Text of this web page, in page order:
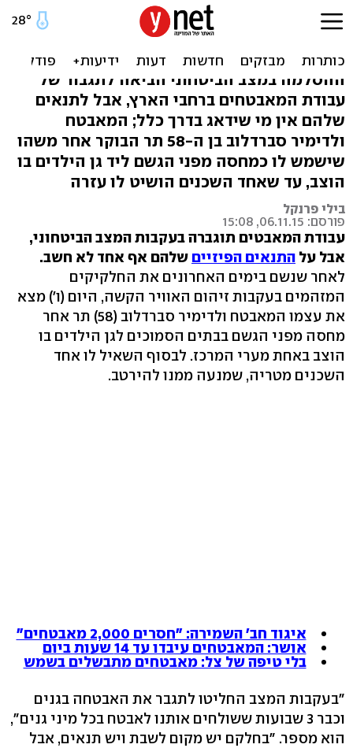
עבודת המאבטחים תוגברה -
אך מה עם התנאים?
ההסלמה במצב הביטחוני הביאה לתגבור של
עבודת המאבטחים ברחבי הארץ, אבל לתנאים
שלהם אין מי שידאג בדרך כלל; המאבטח
ולדימיר סברדלוב בן ה-58 תר הבוקר אחר משהו
שישמש לו כמחסה מפני הגשם ליד גן הילדים בו
הוצב, עד שאחד השכנים הושיט לו עזרה
בילי פרנקל
פורסם: 06.11.15, 15:08
עבודת המאבטים תוגברה בעקבות המצב הביטחוני,
אבל על התנאים הפיזיים שלהם אף אחד לא חשב.
לאחר שנשם בימים האחרונים את החלקיקים
המזהמים בעקבות זיהום האוויר הקשה, היום (ו') מצא
את עצמו המאבטח ולדימיר סברדלוב (58) תר אחר
מחסה מפני הגשם בבתים הסמוכים לגן הילדים בו
הוצב באחת מערי המרכז. לבסוף השאיל לו אחד
השכנים מטריה, שמנעה ממנו להירטב.
איגוד חב' השמירה: "חסרים 2,000 מאבטחים"
אושר: המאבטחים עיבדו עד 14 שעות ביום
בלי טיפה של צל: מאבטחים מתבשלים בשמש
"בעקבות המצב החליטו לתגבר את האבטחה בגנים
וכבר 3 שבועות ששולחים אותנו לאבטח בכל מיני גנים",
הוא מספר. "בחלקם יש מקום לשבת ויש תנאים, אבל